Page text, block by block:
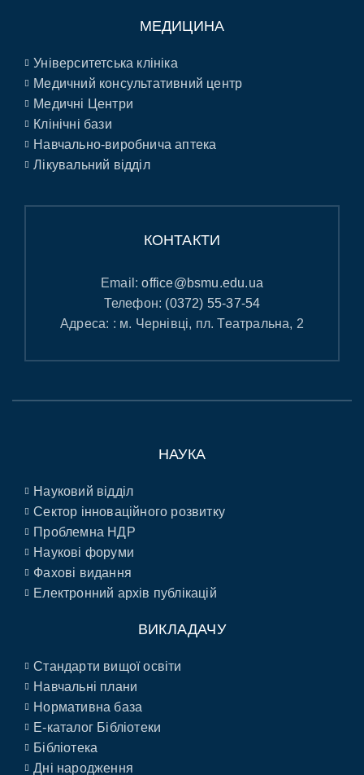
МЕДИЦИНА
Університетська клініка
Медичний консультативний центр
Медичні Центри
Клінічні бази
Навчально-виробнича аптека
Лікувальний відділ
КОНТАКТИ
Email:office@bsmu.edu.ua
Телефон: (0372) 55-37-54
Адреса: : м. Чернівці, пл. Театральна, 2
НАУКА
Науковий відділ
Сектор інноваційного розвитку
Проблемна НДР
Наукові форуми
Фахові видання
Електронний архів публікацій
ВИКЛАДАЧУ
Стандарти вищої освіти
Навчальні плани
Нормативна база
E-каталог Бібліотеки
Бібліотека
Дні народження